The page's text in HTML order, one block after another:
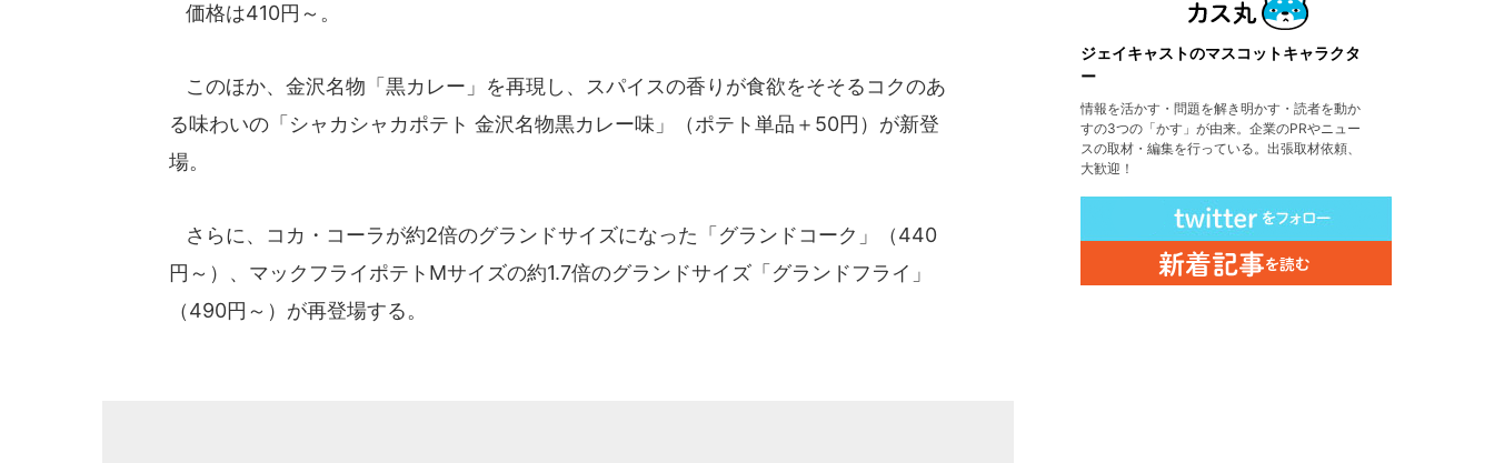
価格は410円～。
このほか、金沢名物「黒カレー」を再現し、スパイスの香りが食欲をそそるコクのあ
る味わいの「シャカシャカポテト 金沢名物黒カレー味」（ポテト単品＋50円）が新登
場。
さらに、コカ・コーラが約2倍のグランドサイズになった「グランドコーク」（440
円～）、マックフライポテトMサイズの約1.7倍のグランドサイズ「グランドフライ」
（490円～）が再登場する。
ジェイキャストのマスコットキャラクタ
ー
情報を活かす・問題を解き明かす・読者を動か
すの3つの「かす」が由来。企業のPRやニュー
スの取材・編集を行っている。出張取材依頼、
大歓迎！